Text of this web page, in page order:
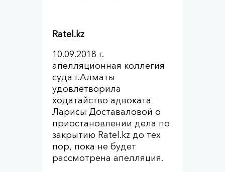
Ratel.kz
10.09.2018 г.
апелляционная коллегия
суда г.Алматы
удовлетворила
ходатайство адвоката
Ларисы Доставаловой о
приостановлении дела по
закрытию Ratel.kz до тех
пор, пока не будет
рассмотрена апелляция.